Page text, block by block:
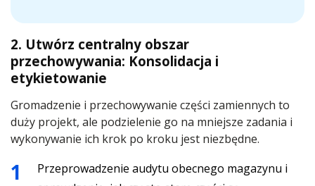
2. Utwórz centralny obszar
przechowywania: Konsolidacja i
etykietowanie
Gromadzenie i przechowywanie części zamiennych to
duży projekt, ale podzielenie go na mniejsze zadania i
wykonywanie ich krok po kroku jest niezbędne.
Przeprowadzenie audytu obecnego magazynu i